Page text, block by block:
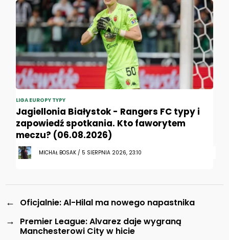
LIGA EUROPY TYPY
Jagiellonia Białystok - Rangers FC typy i
zapowiedź spotkania. Kto faworytem
meczu? (06.08.2026)
MICHAŁ BOSAK / 5 SIERPNIA 2026, 23:10
← Oficjalnie: Al-Hilal ma nowego napastnika
→
Premier League: Alvarez daje wygraną
Manchesterowi City w hicie